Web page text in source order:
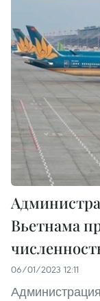
Вьетнама
06/01/2023 12:11